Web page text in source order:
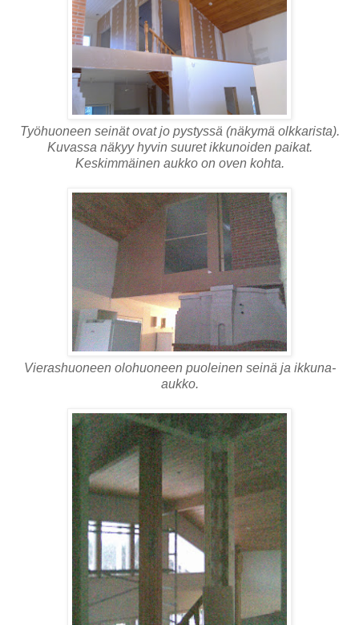
Työhuoneen seinät ovat jo pystyssä (näkymä olkkarista).
Kuvassa näkyy hyvin suuret ikkunoiden paikat.
Keskimmäinen aukko on oven kohta.
Vierashuoneen olohuoneen puoleinen seinä ja ikkuna-
aukko.